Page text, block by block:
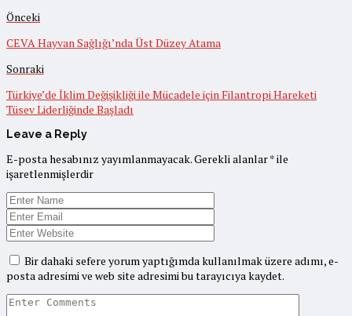
Önceki
CEVA Hayvan Sağlığı’nda Üst Düzey Atama
Sonraki
Türkiye’de İklim Değişikliği ile Mücadele için Filantropi Hareketi
Tüsev Liderliğinde Başladı
Leave a Reply
E-posta hesabınız yayımlanmayacak.Gerekli alanlar*ile
işaretlenmişlerdir
Bir dahaki sefere yorum yaptığımda kullanılmak üzere adımı, e-
posta adresimi ve web site adresimi bu tarayıcıya kaydet.